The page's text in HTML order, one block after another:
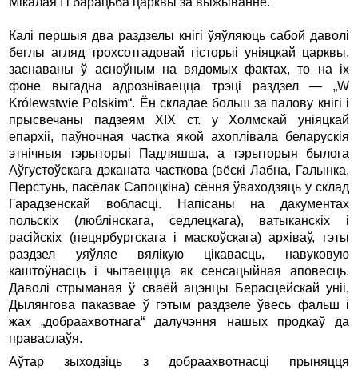
Калі першыя два раздзелы кнігі ўяўляюць сабой даволі
беглы агляд трохсотгадовай гісторыі уніяцкай царквы,
заснаваны ў асноўным на вядомых фактах, то на іх
фоне выгадна адрозніваецца трэці раздзел — „W
Królewstwie Polskim“. Ён складае больш за палову кнігі і
прысвечаны падзеям ХІХ ст. у Холмскай уніяцкай
епархіі, паўночная частка якой ахоплівала беларускія
этнічныя тэрыторыі Падляшша, а тэрыторыя былога
Аўгустоўскага дэканата часткова (вёскі Лабна, Галынка,
Перстунь, пасёлак Сапоцкіна) сёння ўваходзяць у склад
Гарадзенскай вобласці. Напісаны на дакументах
польскіх (люблінскага, седлецкага), ватыканскіх і
расійскіх (пецярбургскага і маскоўскага) архіваў, гэты
раздзел уяўляе вялікую цікавасць, навуковую
каштоўнасць і чытаеццца як сенсацыйная аповесць.
Даволі стрыманая ў сваёй ацэнцы Берасцейскай уніі,
Дылянгова паказвае ў гэтым раздзеле ўвесь фальш і
жах „добраахвотнага“ далучэння нашых продкаў да
праваслаўя.
Аўтар зыходзіць з добраахвотнасці прыняцця